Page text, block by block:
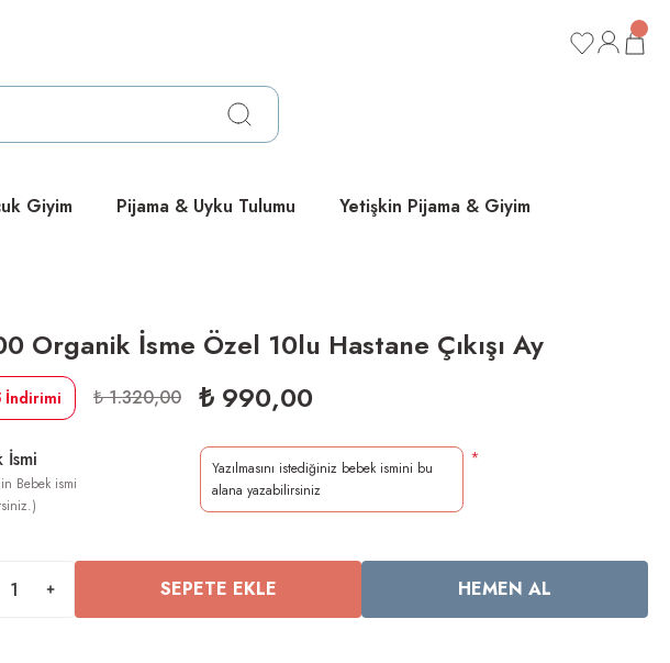
ücretsiz
Giyim Pijama & Uyku Tulumu Yetişkin Pijama & Giyim
Organik İsme Özel 10lu Hastane Çıkışı Ay
İndirimi ₺ 1.320,00 ₺ 990,00
İsmi *
SEPETE EKLE HEMEN AL